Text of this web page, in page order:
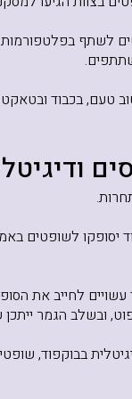
לשתף בפלטפורמות
טעם, בכבוד
יסופקו לשופטים
עשויים לחייב את
ובשלב הגמר